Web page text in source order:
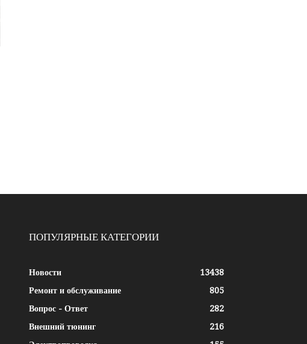
ПОПУЛЯРНЫЕ КАТЕГОРИИ
Новости
13438
Ремонт и обслуживание
805
Вопрос - Ответ
282
Внешний тюнинг
216